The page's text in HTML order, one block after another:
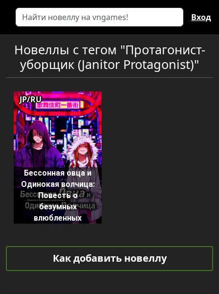
Вход
Новеллы с тегом "Протагонист-
уборщик (Janitor Protagonist)"
Бессонная овца и
Одинокая волчица:
Повесть о
безумных
влюбленных
JP/RU
Как добавить новеллу